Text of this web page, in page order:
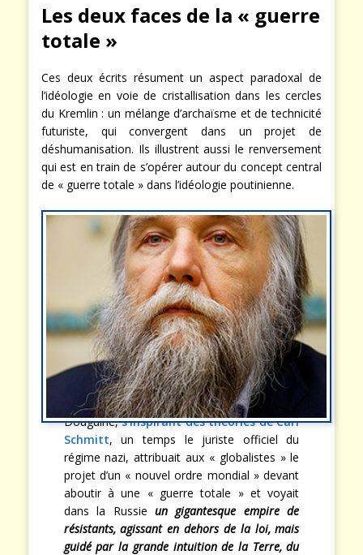
Les deux faces de la « guerre
totale »
Ces deux écrits résument un aspect paradoxal de
l’idéologie en voie de cristallisation dans les cercles
du Kremlin : un mélange d’archaïsme et de technicité
futuriste, qui convergent dans un projet de
déshumanisation. Ils illustrent aussi le renversement
qui est en train de s’opérer autour du concept central
de « guerre totale » dans l’idéologie poutinienne.
Douguine,s’inspirant des théories de Carl
Schmitt, un temps le juriste officiel du
régime nazi, attribuait aux « globalistes » le
projet d’un « nouvel ordre mondial » devant
aboutir à une « guerre totale » et voyait
dans la Russie un gigantesque empire de
résistants, agissant en dehors de la loi, mais
guidé par la grande intuition de la Terre, du